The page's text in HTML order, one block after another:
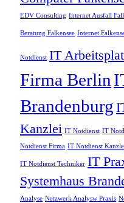
EDV Consulting Internet Ausfall
Beratung Falkensee Internet
Notdienst IT
Firma Berlin
Brandenburg
Kanzlei IT Notdienst IT
Notdienst Firma IT Notdienst
IT Notdienst Techniker IT
Systemhaus
Analyse Netzwerk Analysw Praxis